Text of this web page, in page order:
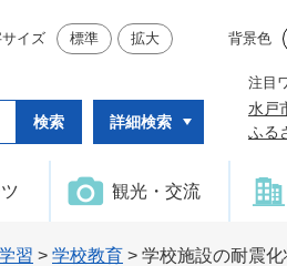
イズ 標準 拡大 背景色
詳細検索
注目
水戸
ふる
観光・交流
習 > 学校教育 > 学校施設の耐震化